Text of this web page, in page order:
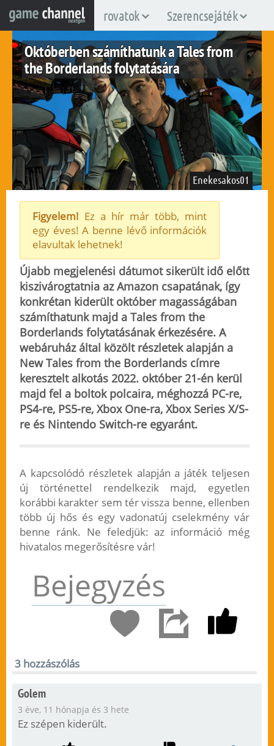
rovatok Szerencsejáték
Októberben számíthatunk a Tales from
the Borderlands folytatására
nintendo-switch pc ps4 ps5 xboxone xboxsx
Enekesakos01
Figyelem! Ez a hír már több, mint
egy éves! A benne lévő információk
elavultak lehetnek!
Újabb megjelenési dátumot sikerült idő előtt
kiszivárogtatnia az Amazon csapatának, így
konkrétan kiderült október magasságában
számíthatunk majd a Tales from the
Borderlands folytatásának érkezésére. A
webáruház által közölt részletek alapján a
New Tales from the Borderlands címre
keresztelt alkotás 2022. október 21-én kerül
majd fel a boltok polcaira, méghozzá PC-re,
PS4-re, PS5-re, Xbox One-ra, Xbox Series X/S-
re és Nintendo Switch-re egyaránt.
A kapcsolódó részletek alapján a játék teljesen
új történettel rendelkezik majd, egyetlen
korábbi karakter sem tér vissza benne, ellenben
több új hős és egy vadonatúj cselekmény vár
benne ránk. Ne feledjük: az információ még
hivatalos megerősítésre vár!
Bejegyzés
3 hozzászólás
Golem
3 éve, 11 hónapja és 3 hete
Ez szépen kiderült.